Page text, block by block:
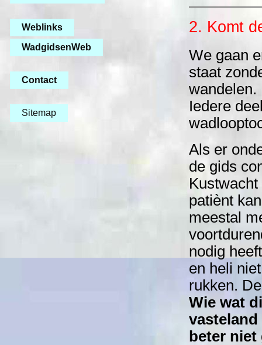
Weblinks
WadgidsenWeb
Contact
Sitemap
2. Komt
We gaan
staat
wandelen.
Iedere
Als er
de gids
patiènt
meestal
nodig
en heli
rukken.
Wie wat
beter